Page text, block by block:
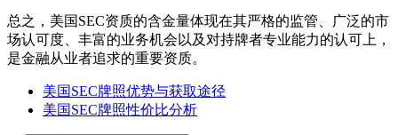
总之，美国SEC资质的含金量体现在其严格的监管、广泛的市
场认可度、丰富的业务机会以及对持牌者专业能力的认可上，
是金融从业者追求的重要资质。
美国SEC牌照优势与获取途径
美国SEC牌照性价比分析